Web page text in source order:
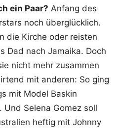
ein Paar? Anfang des
noch überglücklich.
die Kirche oder reisten
Dad nach Jamaika. Doch
nicht mehr zusammen
mit anderen: So ging
mit Model Baskin
Und Selena Gomez soll
heftig mit Johnny